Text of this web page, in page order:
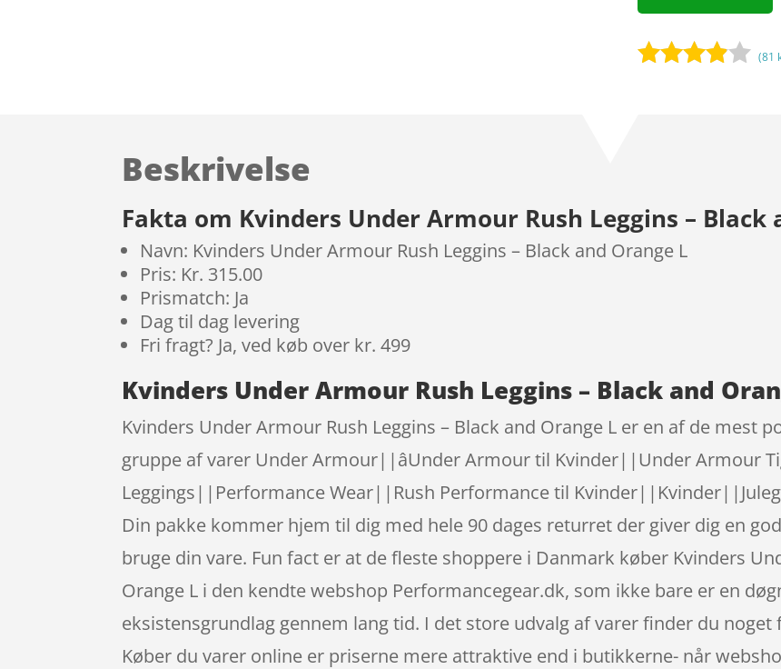
ømmels
er
(81
Beskrivelse
Fakta om Kvinders Under Armour Rush Leggins – Black
Navn: Kvinders Under Armour Rush Leggins – Black and Orange L
Pris: Kr. 315.00
Prismatch: Ja
Dag til dag levering
Fri fragt? Ja, ved køb over kr. 499
Kvinders Under Armour Rush Leggins – Black and
Kvinders Under Armour Rush Leggins – Black and Orange L er en af de mest
gruppe af varer Under Armour||âUnder Armour til Kvinder||Under Armour
Leggings||Performance Wear||Rush Performance til
Din pakke kommer hjem til dig med hele 90 dages returret der giver dig en
bruge din vare. Fun fact er at de fleste shoppere i Danmark køber Kvinders
Orange L i den kendte webshop Performancegear.dk, som ikke bare er en
eksistensgrundlag gennem lang tid. I det store udvalg af varer finder du
Køber du varer online er priserne mere attraktive end i butikkerne- når